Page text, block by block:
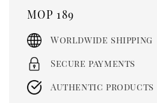
Regular
price
MOP 189
Worldwide shipping
Secure payments
Authentic products